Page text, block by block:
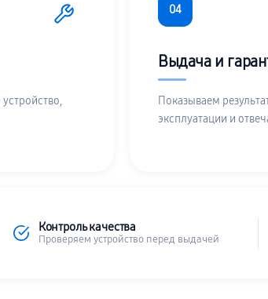
04
Выдача и
Показываем
эксплуатации и
Контроль качества
Проверяем устройство перед выдачей